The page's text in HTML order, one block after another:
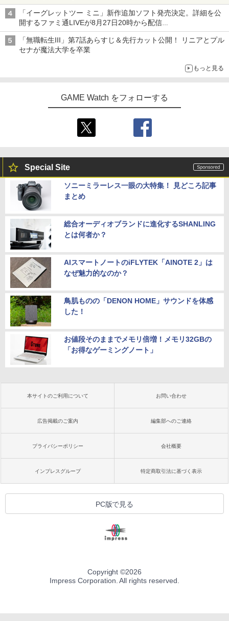
Switch版からのアップグレードも可能に
「イーグレットツー ミニ」新作追加ソフト発売決定。詳細を公
開するファミ通LIVEが8月27日20時から配信
シリーズ累計100タイトルへ
「無職転生III」第7話あらすじ＆先行カット公開！ リニアとプル
セナが魔法大学を卒業
もっと見る
GAME Watch をフォローする
Special Site
ソニーミラーレス一眼の大特集！ 見どころ記事
まとめ
総合オーディオブランドに進化するSHANLING
とは何者か？
AIスマートノートのiFLYTEK「AINOTE 2」は
なぜ魅力的なのか？
鳥肌ものの「DENON HOME」サウンドを体感
した！
お値段そのままでメモリ倍増！メモリ32GBの
「お得なゲーミングノート」
本サイトのご利用について お問い合わせ
広告掲載のご案内 編集部へのご連絡
プライバシーポリシー 会社概要
インプレスグループ 特定商取引法に基づく表示
PC版で見る
Copyright ©2026
Impress Corporation. All rights reserved.